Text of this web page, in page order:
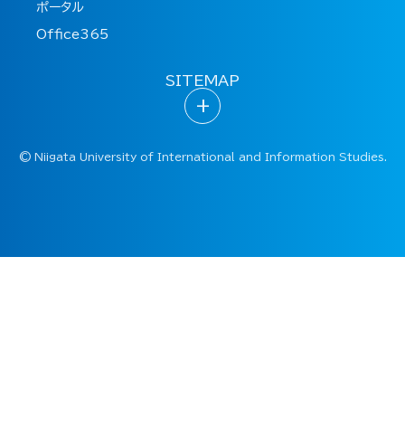
ポータル
Office365
SITEMAP
+
©Niigata University of International and Information Studies.